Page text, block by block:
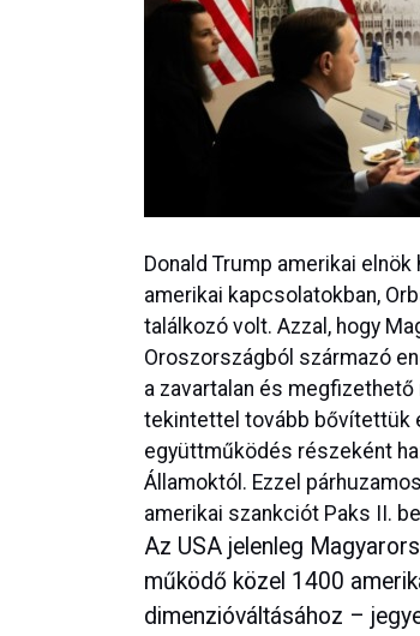
Donald Trump amerikai
amerikai kapcsolatokban,
találkozó volt. Azzal, hogy
Oroszországból származó
a zavartalan és
tekintettel tovább bővítettük
együttműködés részeként
Államoktól. Ezzel
amerikai szankciót Paks II.
Az USA jelenleg
működő közel 1400
dimenzióváltásához –